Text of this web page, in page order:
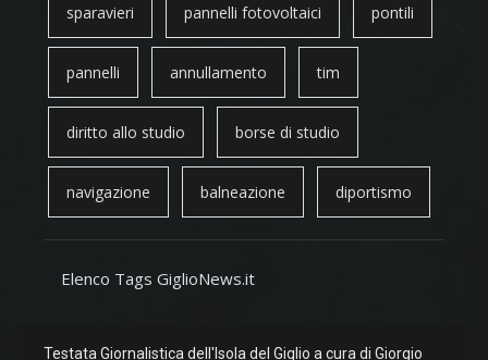
sparavieri pannelli fotovoltaici pontili
pannelli annullamento tim
diritto allo studio borse di studio
navigazione balneazione diportismo
Elenco Tags GiglioNews.it
Testata Giornalistica dell'Isola del Giglio a cura di Giorgio